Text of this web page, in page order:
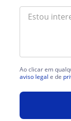
Ao clicar em
aviso legal e de